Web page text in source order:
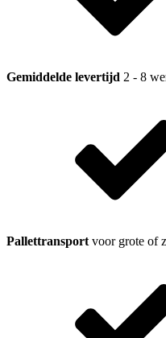
Gemiddelde levertijd 2 - 8
Pallettransport voor grote of